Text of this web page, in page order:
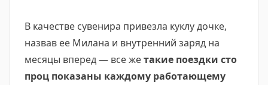
В качестве сувенира привезла куклу дочке,
назвав ее Милана и внутренний заряд на
месяцы вперед — все жетакие поездки сто
проц показаны каждому работающему